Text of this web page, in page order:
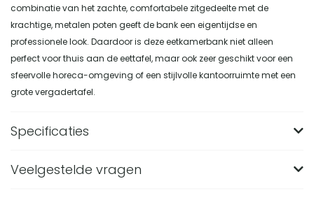
combinatie van het zachte, comfortabele zitgedeelte met de
krachtige, metalen poten geeft de bank een eigentijdse en
professionele look. Daardoor is deze eetkamerbank niet alleen
perfect voor thuis aan de eettafel, maar ook zeer geschikt voor een
sfeervolle horeca-omgeving of een stijlvolle kantoorruimte met een
grote vergadertafel.
Specificaties
Merk
Veelgestelde vragen